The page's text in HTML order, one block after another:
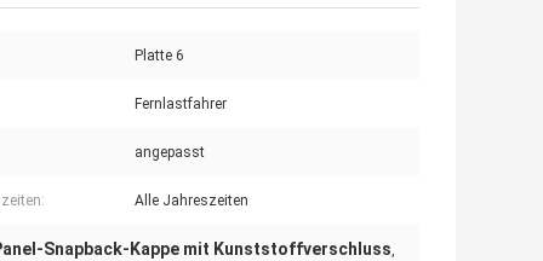
Platte 6
Fernlastfahrer
angepasst
Alle Jahreszeiten
Snapback-Kappe mit Kunststoffverschluss,